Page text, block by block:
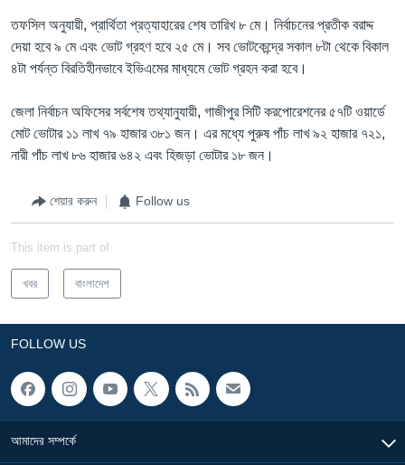
তফসিল অনুযায়ী, প্রার্থিতা প্রত্যাহারের শেষ তারিখ ৮ মে। নির্বাচনের প্রতীক বরাদ্দ
দেয়া হবে ৯ মে এবং ভোট গ্রহণ হবে ২৫ মে। সব ভোটকেন্দ্রে সকাল ৮টা থেকে বিকাল
৪টা পর্যন্ত বিরতিহীনভাবে ইভিএমের মাধ্যমে ভোট গ্রহন করা হবে।
জেলা নির্বাচন অফিসের সর্বশেষ তথ্যানুযায়ী, গাজীপুর সিটি করপোরেশনের ৫৭টি ওয়ার্ডে
মোট ভোটার ১১ লাখ ৭৯ হাজার ৩৮১ জন। এর মধ্যে পুরুষ পাঁচ লাখ ৯২ হাজার ৭২১,
নারী পাঁচ লাখ ৮৬ হাজার ৬৪২ এবং হিজড়া ভোটার ১৮ জন।
শেয়ার করুন Follow us
This item is part of
খবর বাংলাদেশ
FOLLOW US
আমাদের সম্পর্কে